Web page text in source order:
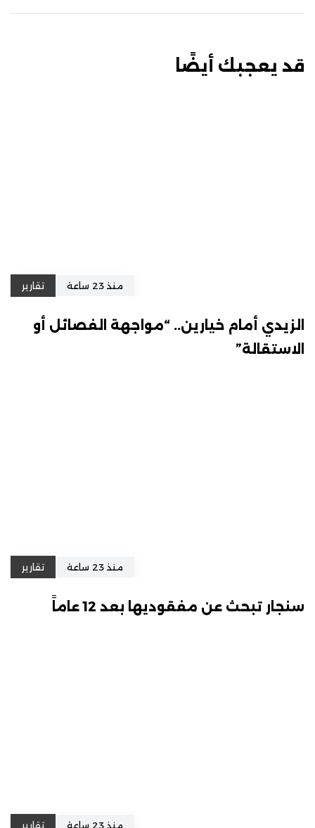
قد يعجبك أيضًا
منذ 23 ساعة تقارير
الزيدي أمام خيارين.. “مواجهة الفصائل أو
الاستقالة”
منذ 23 ساعة تقارير
سنجار تبحث عن مفقوديها بعد 12 عاماً
منذ 23 ساعة تقارير